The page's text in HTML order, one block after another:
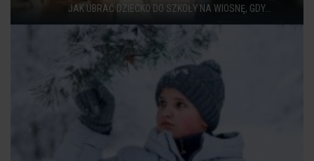
JAK UBRAĆ DZIECKO DO SZKOŁY NA WIOSNĘ, GDY...